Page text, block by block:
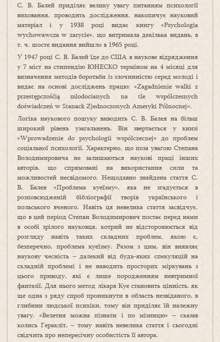
С. В. Балей приділяє велику увагу питанням психології
виховання, проводить дослідження, накопичує науковий
матеріал і у 1938 році видає книгу «Psychologia
wychowawcza w zarycie», що витримала декілька видань, в
т. ч. шосте видання вийшло в 1965 році.
У 1947 році С. В. Балей їде до США в наукове відрядження
у 7 міст на стипендію ЮНЕСКО терміном на 4 місяці для
визначення методів боротьби із злочинністю серед молоді і
видає на основі досліджень працю: «Zagadnienie walki z
przestępczośćią mlodocianych na tle wspólczesnych
doświadczeń w Stanack Zjednoczonych Ameryki Pólnocnej».
Логіка наукового пошуку виводить С. В. Балея на більш
широкий рівень узагальнень. Він звертається у книзі
«Wprowadzenie do psychologii wspólczecnej» до проблем
соціальної психології. Характерно, що поза увагою Степана
Володимировича не залишаються наукові праці інших
авторів, що спрямовані на використання сили та
можливостей несвідомого. Нещодавно знайдена стаття С.
В. Балея «Проблема куеїзму», яка не згадується в
розповсюдженій бібліографії творів українського і
польського вченого. Навіть ця невелика стаття засвідчує,
що в цей період Степан Володимирович постає перед нами
в особі зрілого науковця, котрий не відсторонюється від
розгляду навіть таких складних проблем, якою є,
безперечно, проблема куеїзму. Разом з цим, він виявляє
наукову чесність – далекий від будь-яких спекуляцій на
складній проблемі і не наводить просторих міркувань з
цього приводу, які є лише породженням невтримної
фантазії. Для нього метод лікаря Куе становить цінність, як
ще одна з ряду спроб проникнути в область незвіданого, в
глибини людської психіки, тому він приділяє їй належну
увагу. «Велетня можна пізнати і по мізинцю» – сказав
колись Геракліт, – тому навіть невелика стаття і сьогодні
свідчить про непересічну особистість її автора.